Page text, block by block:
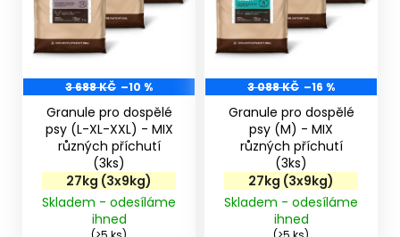
k 3 688 KČ –10 %
Granule pro dospělé
psy (L-XL-XXL) - MIX
různých příchutí
27kg (3x9kg)
Skladem - odesíláme
ihned
3 088 KČ –16 %
Granule pro dospělé
psy (M) - MIX
různých příchutí
27kg (3x9kg)
Skladem - odesíláme
ihned